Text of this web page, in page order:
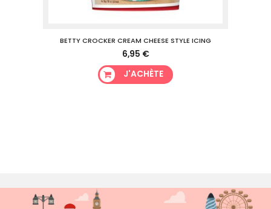
BETTY CROCKER CREAM CHEESE STYLE ICING
6,95 €
J'ACHÈTE